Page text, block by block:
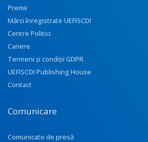
Premii
Mărci înregistrate UEFISCDI
Centre Politici
Cariere
Termeni și condiții GDPR
UEFISCDI Publishing House
Contact
Comunicare
Comunicate de presă